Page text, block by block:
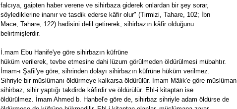
falcıya, gaipten haber verene ve sihirbaza giderek onlardan bir şey sorar,
söylediklerine inanır ve tasdik ederse kâfir olur" (Tirmizi, Tahare, 102; İbn
Mace, Tahare, 122) hadisini delil getirerek, sihirbazın kâfir olduğunu
belirtmişlerdir.
İ.mam Ebu Hanife'ye göre sihirbazın küfrüne
hüküm verilerek, tevbe etmesine dahi lüzum görülmeden öldürülmesi mübahtır.
İmam-ı Şafii'ye göre, sihrinden dolayı sihirbazın küfrüne hüküm verilmez.
Sihriyle bir müslümanı öldürmeye kalkarsa öldürülür. İmam Mâlik'e göre müslüman
sihirbaz, sihir yaptığı takdirde kâfirdir ve öldürülür. Ehl-i kitaptan ise
öldürülmez. İmam Ahmed b. Hanbel'e göre de, sihirbaz sihriyle adam öldürse de